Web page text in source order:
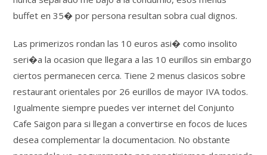
buffet en 35� por persona resultan sobra cual dignos.
Las primerizos rondan las 10 euros asi� como insolito
seri�a la ocasion que llegara a las 10 eurillos sin embargo
ciertos permanecen cerca. Tiene 2 menus clasicos sobre
restaurant orientales por 26 eurillos de mayor IVA todos.
Igualmente siempre puedes ver internet del Conjunto
Cafe Saigon para si llegan a convertirse en focos de luces
desea complementar la documentacion. No obstante